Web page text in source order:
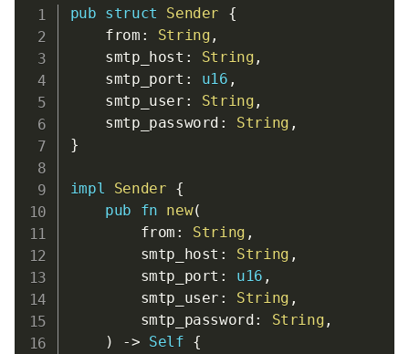
pub struct Sender
{
    from
: String ,
    smtp_host
: String ,
    smtp_port
: u16 ,
    smtp_user
: String ,
    smtp_password
: String ,
}
impl Sender {
pub
fn new(
        from
: String ,
        smtp_host
: String ,
        smtp_port
: u16 ,
        smtp_user
: String ,
        smtp_password
: String ,
)
-> Self {